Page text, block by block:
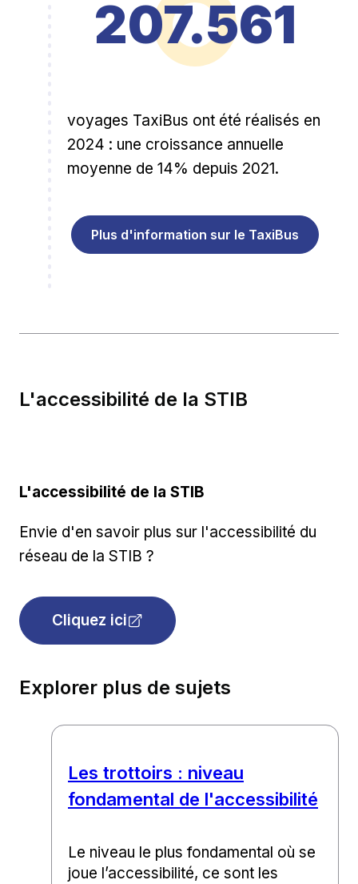
207.561
voyages TaxiBus ont été réalisés en
2024 : une croissance annuelle
moyenne de 14% depuis 2021.
Plus d'information sur le TaxiBus
L'accessibilité de la STIB
L'accessibilité de la STIB
Envie d'en savoir plus sur l'accessibilité du
réseau de la STIB ?
Cliquez ici
Explorer plus de sujets
Les trottoirs : niveau
fondamental de l'accessibilité
Le niveau le plus fondamental où se
joue l’accessibilité, ce sont les